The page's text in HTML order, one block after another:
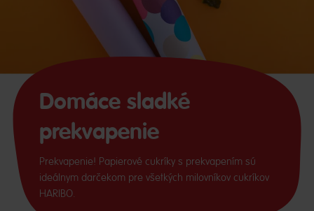
Domáce sladké
prekvapenie
Prekvapenie! Papierové cukríky s prekvapením sú
ideálnym darčekom pre všetkých milovníkov cukríkov
HARIBO.